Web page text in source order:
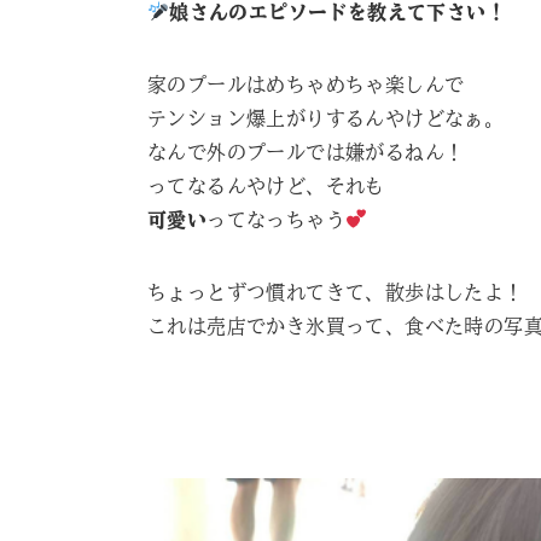
娘さんのエピソードを教えて下さい！
家のプールはめちゃめちゃ楽しんで
テンション爆上がりするんやけどなぁ。
なんで外のプールでは嫌がるねん！
ってなるんやけど、それも
可愛いってなっちゃう
ちょっとずつ慣れてきて、散歩はしたよ！
これは売店でかき氷買って、食べた時の写